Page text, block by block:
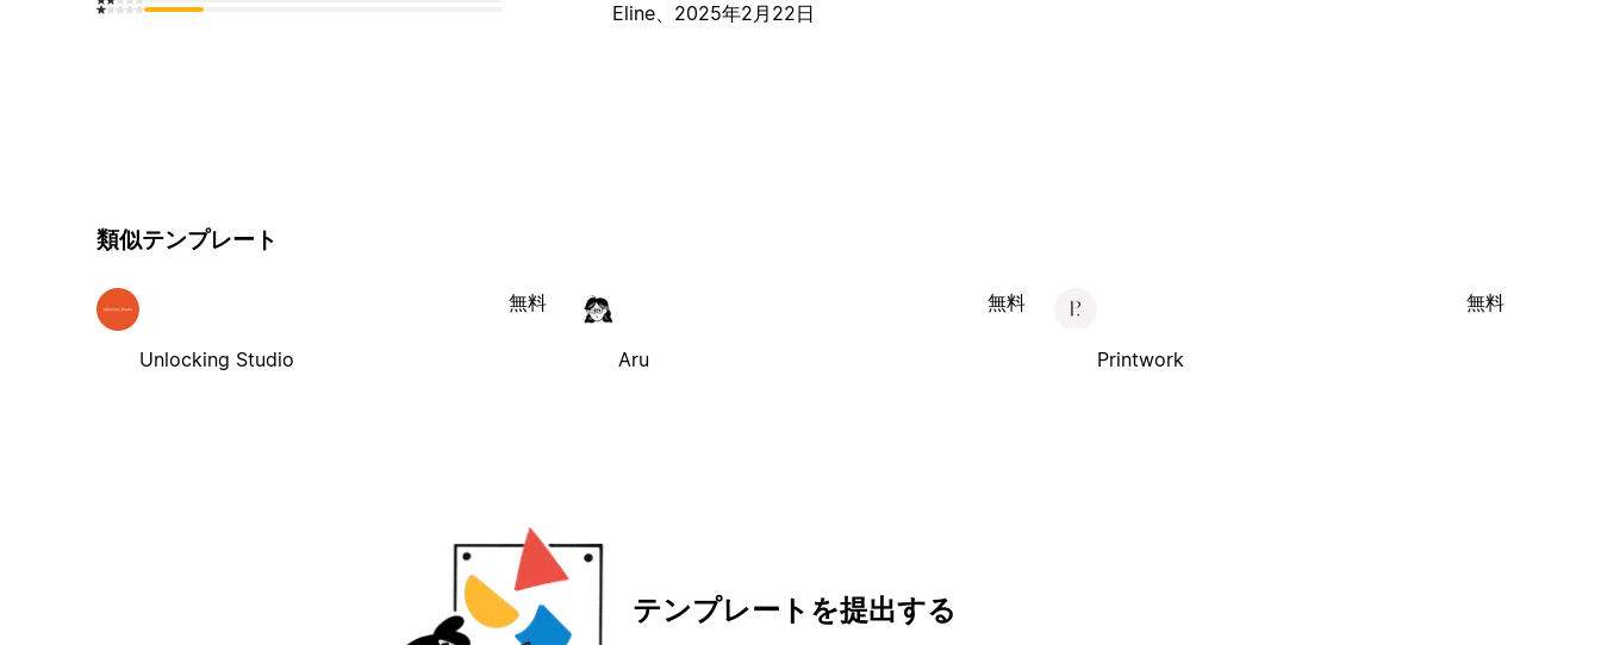
Eline、 2025年2月22日
類似テンプレート
Unlocking Studio
無料
Aru
無料
Printwork
無料
テンプレートを提出する